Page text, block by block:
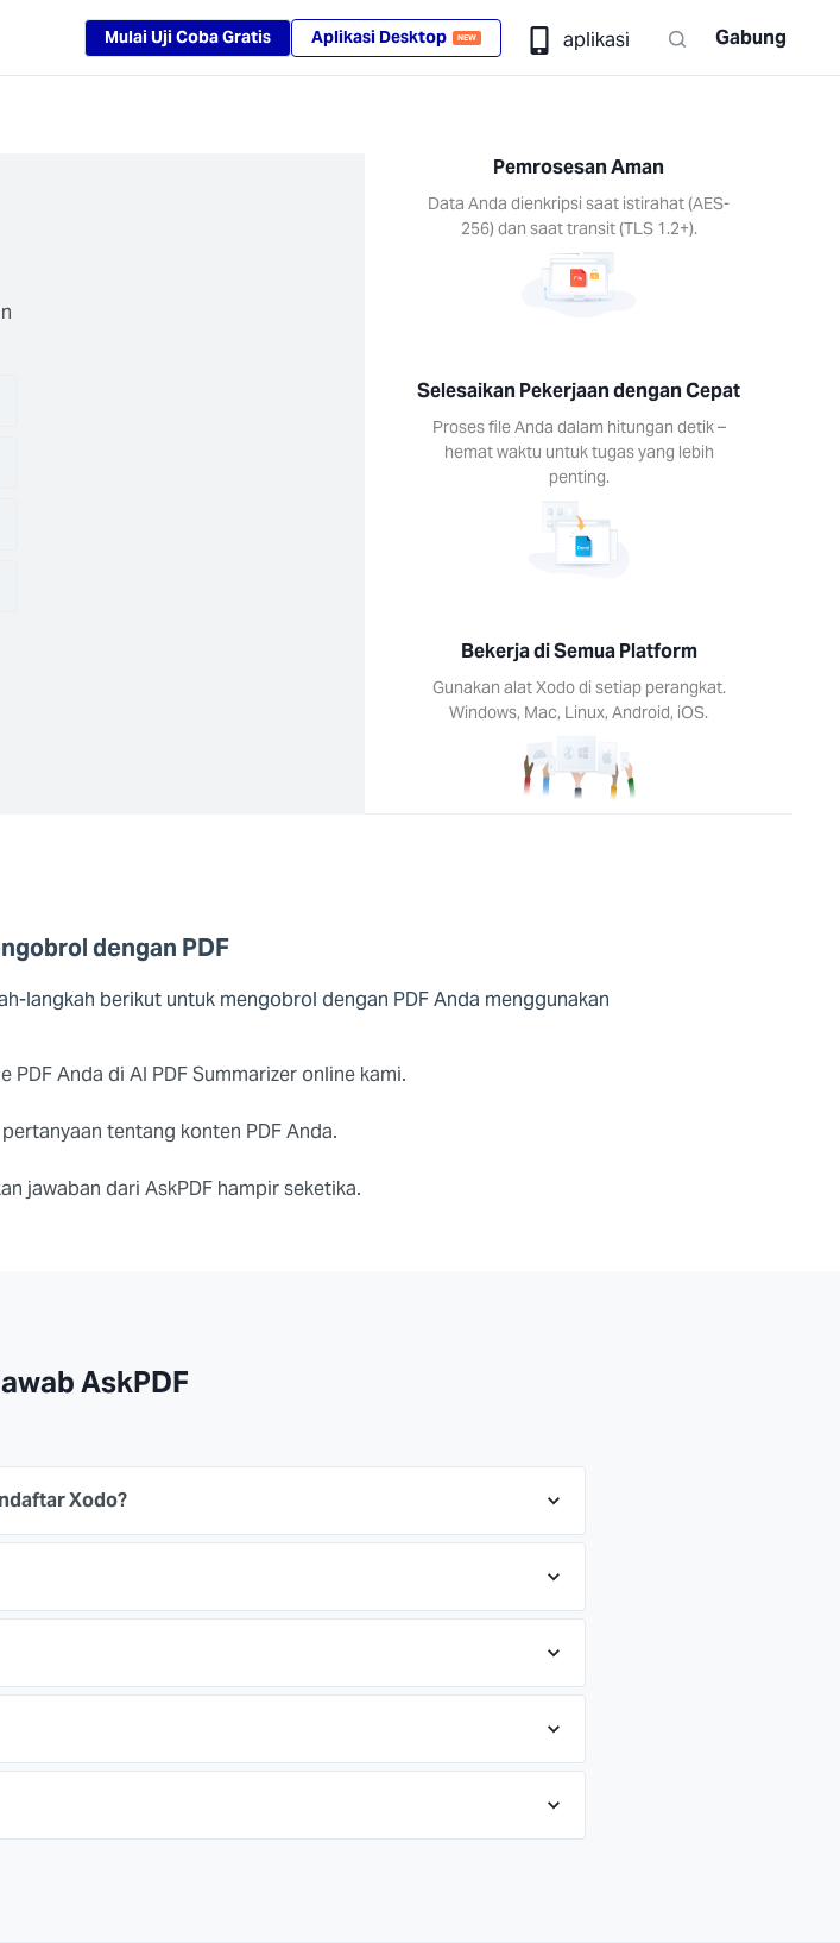
Mulai Uji Coba Gratis Aplikasi Desktop NEW aplikasi Gabung
Pemrosesan Aman
Data Anda dienkripsi saat istirahat (AES-
256) dan saat transit (TLS 1.2+).
Selesaikan Pekerjaan dengan Cepat
Proses file Anda dalam hitungan detik –
hemat waktu untuk tugas yang lebih
penting.
Bekerja di Semua Platform
Gunakan alat Xodo di setiap perangkat.
Windows, Mac, Linux, Android, iOS.
dengan PDF
langkah berikut untuk mengobrol dengan PDF Anda menggunakan
PDF Anda di AI PDF Summarizer online kami.
tentang konten PDF Anda.
jawaban dari AskPDF hampir seketika.
AskPDF
Xodo?